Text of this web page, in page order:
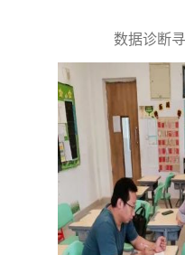
数据诊断